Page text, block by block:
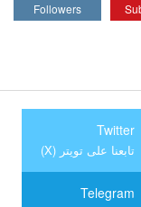
Followers
Twitter
تابعنا على تويتر (X)
Telegram